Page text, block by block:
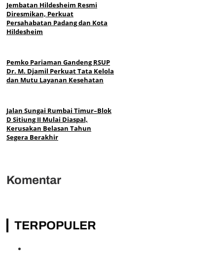
Jembatan Hildesheim Resmi
Diresmikan, Perkuat
Persahabatan Padang dan Kota
Hildesheim
Pemko Pariaman Gandeng RSUP
Dr. M. Djamil Perkuat Tata Kelola
dan Mutu Layanan Kesehatan
Jalan Sungai Rumbai Timur–Blok
D Sitiung II Mulai Diaspal,
Kerusakan Belasan Tahun
Segera Berakhir
Komentar
TERPOPULER